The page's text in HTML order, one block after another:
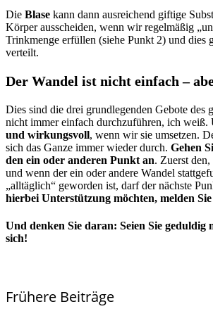
Die Blase kann dann ausreichend giftige
Körper ausscheiden, wenn wir regelmäßig
Trinkmenge erfüllen (siehe Punkt 2) und dies
verteilt.
Der Wandel ist nicht einfach –
Dies sind die drei grundlegenden Gebote des
nicht immer einfach durchzuführen, ich weiß.
und wirkungsvoll, wenn wir sie umsetzen.
sich das Ganze immer wieder durch. Gehen
den ein oder anderen Punkt an. Zuerst
und wenn der ein oder andere Wandel
„alltäglich“ geworden ist, darf der nächste
hierbei Unterstützung möchten, melden
Und denken Sie daran: Seien Sie geduldig
sich!
Frühere Beiträge